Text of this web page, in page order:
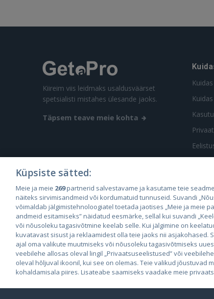
Janar K
KÜSI PAKKUMIST
Kiireim viis leidmaks usaldusväärset
spetsialisti mistahes ülesande jaoks.
Täpsem teave meie kohta
Küpsiste sätted:
Meie ja meie 269partnerid salvestavame ja kasutame teie
näiteks sirvimisandmeid või kordumatuid tunnuseid. Suvandi
võimaldab jälgimistehnoloogiatel toetada jaotises „Meie ja meie
andmeid esitamiseks” näidatud eesmärke, sellal kui suvandi
või nõusoleku tagasivõtmine keelab selle. Kui jälgimine on
kuvatavast sisust ja reklaamidest olla teie jaoks nii asjakohased.
ajal oma valikute muutmiseks või nõusoleku tagasivõtmiseks
veebilehe allosas oleval lingil „Privaatsuseelistused” või
oleval hõljuval ikoonil, kui see on olemas. Teie valikud jõustuvad
kohaldamisala piires. Lisateabe saamiseks vaadake meie